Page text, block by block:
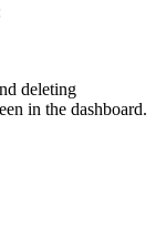
deleting
in the dashboard.